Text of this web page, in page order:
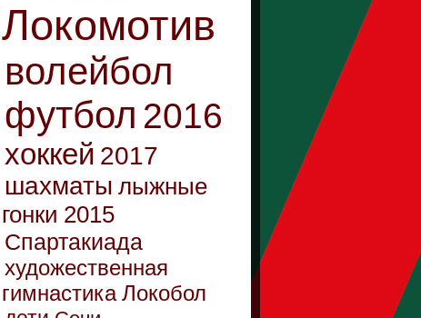
Локомотив
волейбол
футбол 2016
хоккей 2017
шахматы лыжные
гонки 2015
Спартакиада
художественная
гимнастика Локобол